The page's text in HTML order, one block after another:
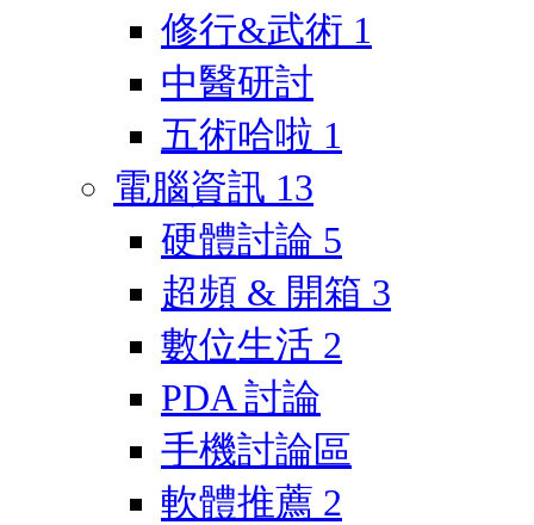
修行&武術 1
中醫研討
五術哈啦 1
電腦資訊 13
硬體討論 5
超頻 & 開箱 3
數位生活 2
PDA 討論
手機討論區
軟體推薦 2